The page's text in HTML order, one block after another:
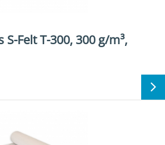
Felt T-300, 300 g/m³,